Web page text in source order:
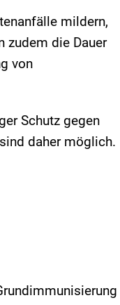
mildern,
zudem die Dauer
von
Schutz gegen
daher möglich.